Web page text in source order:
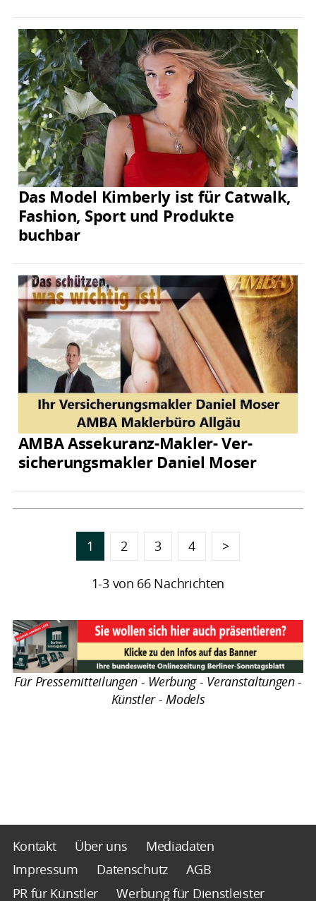
Das Model Kimberly ist für Catwalk,
Fashion, Sport und Produkte
buchbar
AMBA Assekuranz-Makler- Ver­
sicherungs­makler Daniel Moser
1 2 3 4 >
1-3 von 66 Nachrichten
Für Pressemitteilungen - Werbung - Veranstaltungen -
Künstler - Models
Kontakt Über uns
Mediadaten
Impressum
Datenschutz
AGB
PR für Künstler
Werbung für Dienstleister